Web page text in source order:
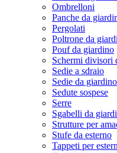
Ombrelloni
Panche da
Pergolati
Poltrone da
Pouf da giardino
Schermi divisori
Sedie a sdraio
Sedie da giardino
Sedute sospese
Serre
Sgabelli da
Strutture per
Stufe da esterno
Tappeti per